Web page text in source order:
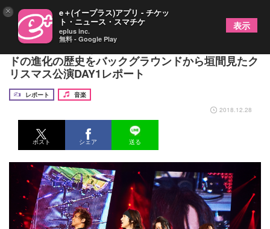
LUNA SEA 単なる再現ライブではなかった、バン
ドの進化の歴史をバックグラウンドから垣間見たク
リスマス公演DAY1レポート
レポート
音楽
2018.12.28
ポスト シェア 送る
× e＋(イープラス)アプリ - チケッ
ト・ニュース・スマチケ
eplus inc.
無料 - Google Play
表示